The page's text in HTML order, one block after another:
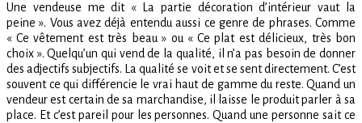
Une vendeuse me dit « La partie décoration d’intérieur vaut la
peine ». Vous avez déjà entendu aussi ce genre de phrases. Comme
« Ce vêtement est très beau » ou « Ce plat est délicieux, très bon
choix ». Quelqu’un qui vend de la qualité, il n’a pas besoin de donner
des adjectifs subjectifs. La qualité se voit et se sent directement. C’est
souvent ce qui différencie le vrai haut de gamme du reste. Quand un
vendeur est certain de sa marchandise, il laisse le produit parler à sa
place. Et c’est pareil pour les personnes. Quand une personne sait ce